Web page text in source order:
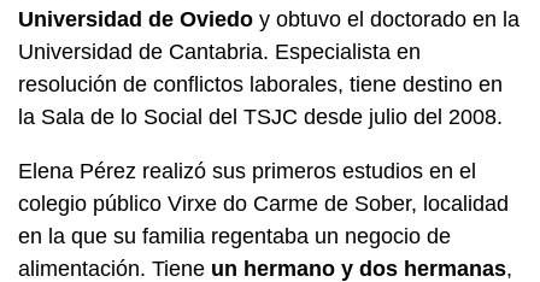
Universidad de Oviedo y obtuvo el doctorado en la
Universidad de Cantabria. Especialista en
resolución de conflictos laborales, tiene destino en
la Sala de lo Social del TSJC desde julio del 2008.
Elena Pérez realizó sus primeros estudios en el
colegio público Virxe do Carme de Sober, localidad
en la que su familia regentaba un negocio de
alimentación. Tiene un hermano y dos hermanas,